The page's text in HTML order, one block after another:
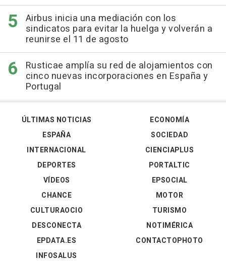
Airbus inicia una mediación con los
sindicatos para evitar la huelga y volverán a
reunirse el 11 de agosto
Rusticae amplía su red de alojamientos con
cinco nuevas incorporaciones en España y
Portugal
ÚLTIMAS NOTICIAS
ESPAÑA
INTERNACIONAL
DEPORTES
VÍDEOS
ECONOMÍA
SOCIEDAD
CIENCIAPLUS
PORTALTIC
EPSOCIAL
CHANCE
CULTURAOCIO
DESCONECTA
EPDATA.ES
INFOSALUS
MOTOR
TURISMO
NOTIMÉRICA
CONTACTOPHOTO